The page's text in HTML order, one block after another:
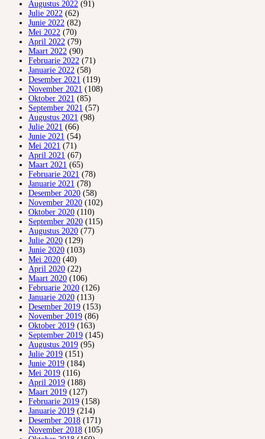
Augustus 2022 (91)
Julie 2022 (62)
Junie 2022 (82)
Mei 2022 (70)
April 2022 (79)
Maart 2022 (90)
Februarie 2022 (71)
Januarie 2022 (58)
Desember 2021 (119)
November 2021 (108)
Oktober 2021 (85)
September 2021 (57)
Augustus 2021 (98)
Julie 2021 (66)
Junie 2021 (54)
Mei 2021 (71)
April 2021 (67)
Maart 2021 (65)
Februarie 2021 (78)
Januarie 2021 (78)
Desember 2020 (58)
November 2020 (102)
Oktober 2020 (110)
September 2020 (115)
Augustus 2020 (77)
Julie 2020 (129)
Junie 2020 (103)
Mei 2020 (40)
April 2020 (22)
Maart 2020 (106)
Februarie 2020 (126)
Januarie 2020 (113)
Desember 2019 (153)
November 2019 (86)
Oktober 2019 (163)
September 2019 (145)
Augustus 2019 (95)
Julie 2019 (151)
Junie 2019 (184)
Mei 2019 (116)
April 2019 (188)
Maart 2019 (127)
Februarie 2019 (158)
Januarie 2019 (214)
Desember 2018 (171)
November 2018 (105)